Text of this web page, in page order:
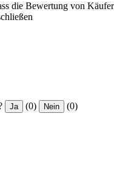
die Bewertung von
Ja (0) Nein (0)